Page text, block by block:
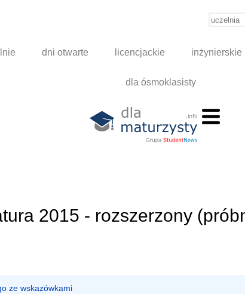
dni otwarte licencjackie inżynierskie
dla ósmoklasisty
2015 - rozszerzony
ze wskazówkami